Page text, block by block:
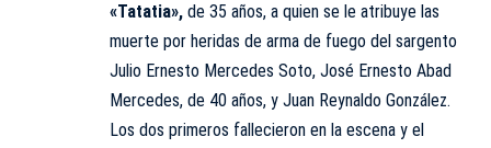
«Tatatia», de 35 años, a quien se le atribuye las
muerte por heridas de arma de fuego del sargento
Julio Ernesto Mercedes Soto, José Ernesto Abad
Mercedes, de 40 años, y Juan Reynaldo González.
Los dos primeros fallecieron en la escena y el